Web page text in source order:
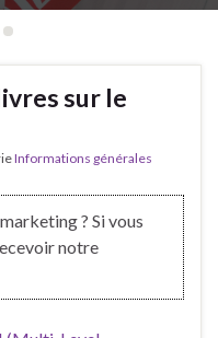
sur le
Informations générales
? Si vous
notre